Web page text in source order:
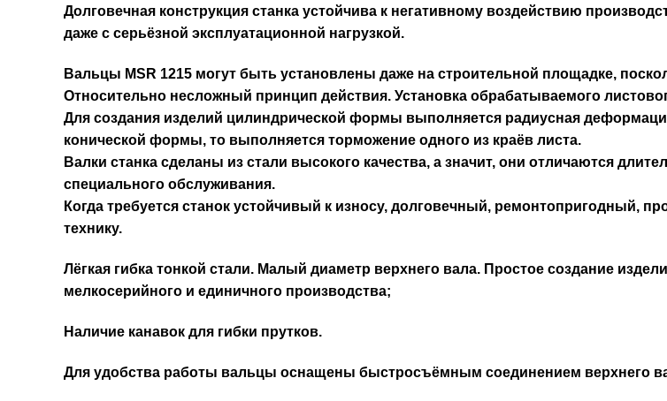
Долговечная конструкция станка устойчива к негативному воздействию
даже с серьёзной эксплуатационной нагрузкой.
Вальцы MSR 1215 могут быть установлены даже на строительной площадке,
Относительно несложный принцип действия. Установка обрабатываемого
Для создания изделий цилиндрической формы выполняется радиусная
конической формы, то выполняется торможение одного из краёв листа.
Валки станка сделаны из стали высокого качества, а значит, они отличаются
специального обслуживания.
Когда требуется станок устойчивый к износу, долговечный, ремонтопригодный,
технику.
Лёгкая гибка тонкой стали. Малый диаметр верхнего вала. Простое создание
мелкосерийного и единичного производства;
Наличие канавок для гибки прутков.
Для удобства работы вальцы оснащены быстросъёмным соединением верхнего